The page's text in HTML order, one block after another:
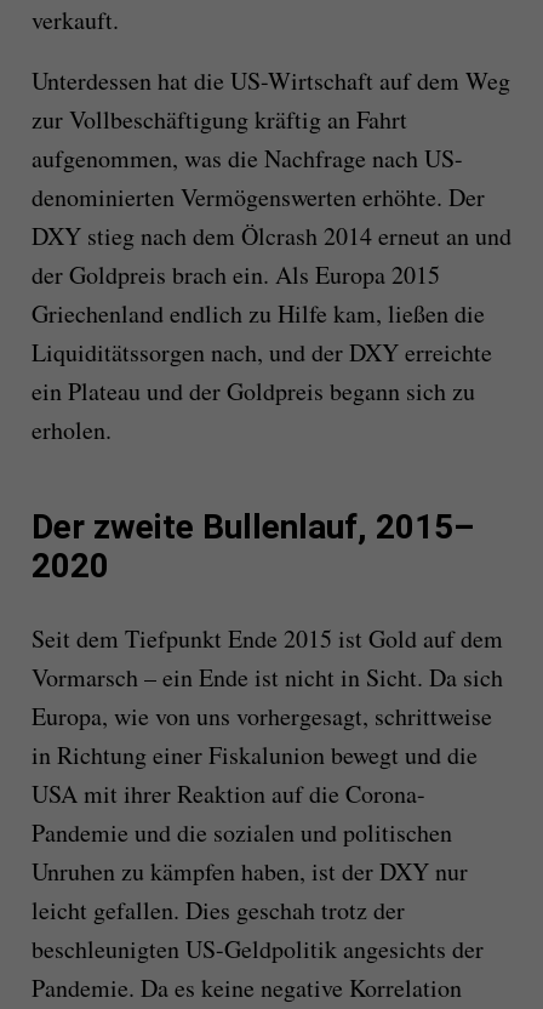
verkauft.
Unterdessen hat die US-Wirtschaft auf dem Weg
zur Vollbeschäftigung kräftig an Fahrt
aufgenommen, was die Nachfrage nach US-
denominierten Vermögenswerten erhöhte. Der
DXY stieg nach dem Ölcrash 2014 erneut an und
der Goldpreis brach ein. Als Europa 2015
Griechenland endlich zu Hilfe kam, ließen die
Liquiditätssorgen nach, und der DXY erreichte
ein Plateau und der Goldpreis begann sich zu
erholen.
Der zweite Bullenlauf, 2015–
2020
Seit dem Tiefpunkt Ende 2015 ist Gold auf dem
Vormarsch – ein Ende ist nicht in Sicht. Da sich
Europa, wie von uns vorhergesagt, schrittweise
in Richtung einer Fiskalunion bewegt und die
USA mit ihrer Reaktion auf die Corona-
Pandemie und die sozialen und politischen
Unruhen zu kämpfen haben, ist der DXY nur
leicht gefallen. Dies geschah trotz der
beschleunigten US-Geldpolitik angesichts der
Pandemie. Da es keine negative Korrelation